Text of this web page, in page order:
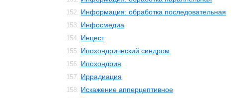
152. Информация: обработка последовательная
153. Инфосмедиа
154. Инцест
155. Ипохондрический синдром
156. Ипохондрия
157. Иррадиация
158. Искажение апперцептивное